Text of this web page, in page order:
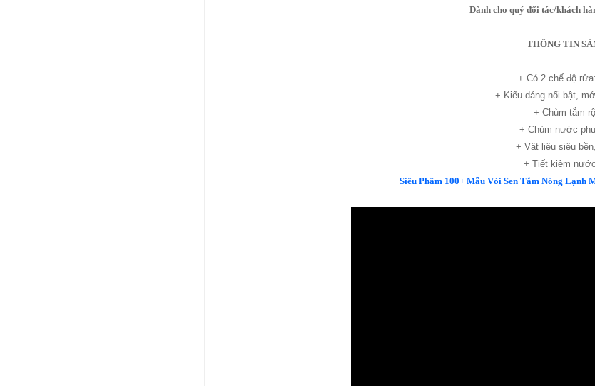
Dành cho quý đối tác/khách
THÔNG TIN
+ Có 2 chế độ
+ Kiểu dáng nổi bật,
+ Chùm tắm
+ Chùm nước
+ Vật liệu siêu
+ Tiết kiệm
Siêu Phẩm 100+ Mẫu Vòi Sen Tắm Nóng Lạnh